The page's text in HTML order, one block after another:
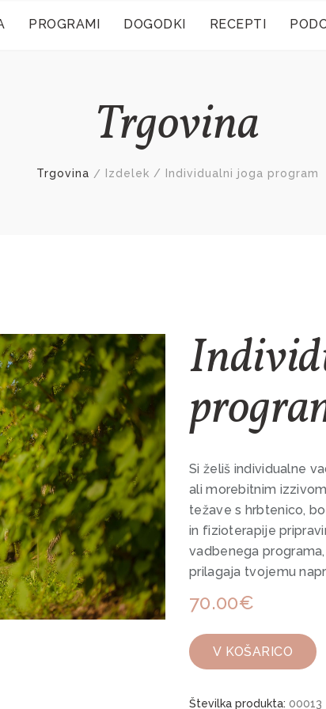
PROGRAMI DOGODKI RECEPTI
Trgovina
Trgovina Izdelek / Individualni joga program
Si želiš individualne
ali morebitnim
težave s hrbtenico,
in fizioterapije
vadbenega
prilagaja tvojemu
70.00€
V KOŠARICO
Številka produkta: 00013